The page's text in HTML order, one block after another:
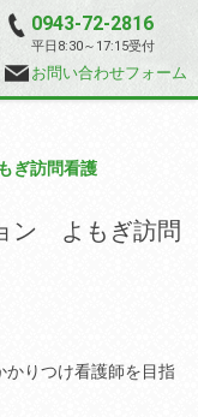
0943-72-2816
平日8:30～17:15受付
お問い合わせフォーム
ぎ訪問看護
ン よもぎ訪問
りつけ看護師を目指